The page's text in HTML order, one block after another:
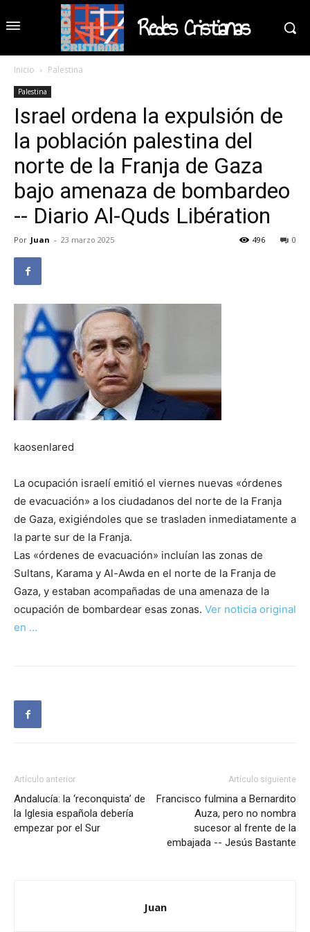
Redes Cristianas
Inicio Palestina
Palestina
Israel ordena la expulsión de
la población palestina del
norte de la Franja de Gaza
bajo amenaza de bombardeo
-- Diario Al-Quds Libération
Por Juan - 23 marzo 2025 0
496
kaosenlared
La ocupación israelí emitió el viernes nuevas «órdenes
de evacuación» a los ciudadanos del norte de la Franja
de Gaza, exigiéndoles que se trasladen inmediatamente a
la parte sur de la Franja.
Las «órdenes de evacuación» incluían las zonas de
Sultans, Karama y Al-Awda en el norte de la Franja de
Gaza, y estaban acompañadas de una amenaza de la
ocupación de bombardear esas zonas. Ver noticia original
en …
Artículo anterior
Andalucía: la ‘reconquista’ de
la Iglesia española debería
empezar por el Sur
Artículo siguiente
Francisco fulmina a Bernardito
Auza, pero no nombra
sucesor al frente de la
embajada -- Jesús Bastante
Juan